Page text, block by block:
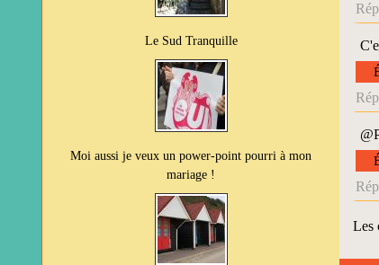
Le Sud Tranquille
Moi aussi je veux un power-point pourri à mon
mariage !
Les